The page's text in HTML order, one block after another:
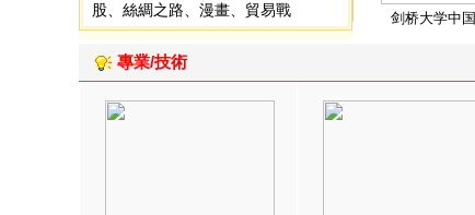
股
絲綢之路 漫畫 貿易戰 剑桥大学中
專業/技術